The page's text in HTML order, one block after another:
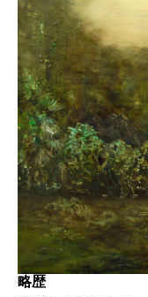
略歴